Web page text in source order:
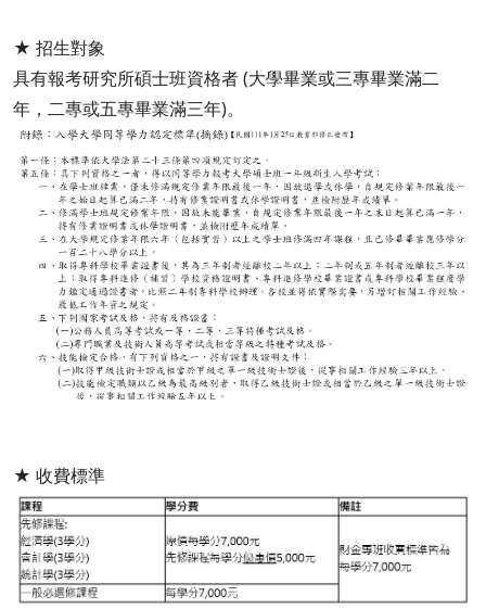
★ 招生對象
具有報考研究所碩士班資格者 (大學畢業或三專畢業滿二
年，二專或五專畢業滿三年)。
★ 收費標準